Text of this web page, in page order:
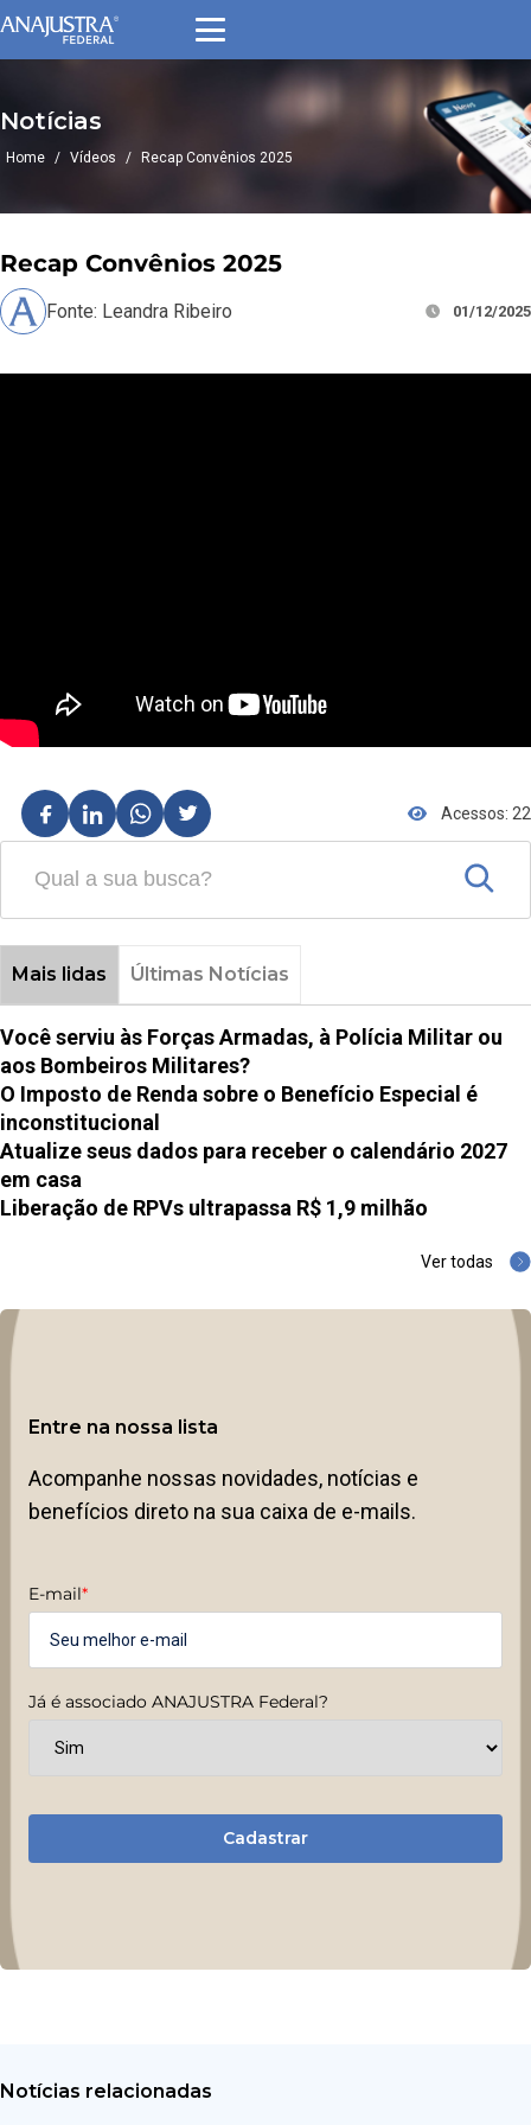
Notícias
Home / Vídeos / Recap Convênios 2025
Recap Convênios 2025
Fonte: Leandra Ribeiro 01/12/2025
Acessos: 22
Mais lidas Últimas Notícias
Você serviu às Forças Armadas, à Polícia Militar ou
aos Bombeiros Militares?
O Imposto de Renda sobre o Benefício Especial é
inconstitucional
Atualize seus dados para receber o calendário 2027
em casa
Liberação de RPVs ultrapassa R$ 1,9 milhão
Ver todas
Entre na nossa lista
Acompanhe nossas novidades, notícias e
benefícios direto na sua caixa de e-mails.
E-mail*
Já é associado ANAJUSTRA Federal?
Cadastrar
Notícias relacionadas